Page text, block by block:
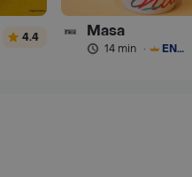
4.4 Masa
14 min · ENVÍO GRATIS